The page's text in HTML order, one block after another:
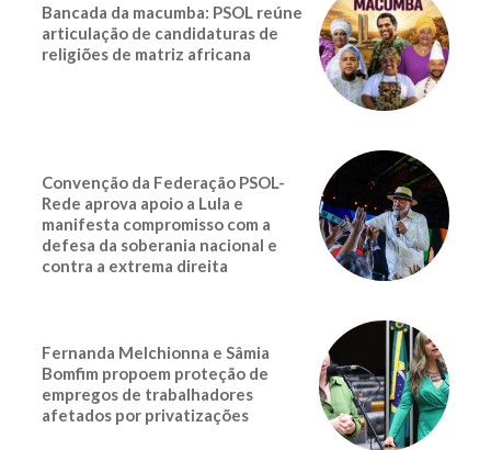
Bancada da macumba: PSOL reúne
articulação de candidaturas de
religiões de matriz africana
Convenção da Federação PSOL-
Rede aprova apoio a Lula e
manifesta compromisso com a
defesa da soberania nacional e
contra a extrema direita
Fernanda Melchionna e Sâmia
Bomfim propoem proteção de
empregos de trabalhadores
afetados por privatizações